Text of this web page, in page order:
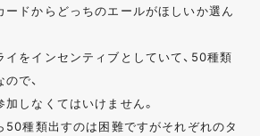
ードからどっちのエールがほしいか選ん
をインセンティブとしていて、50種類
で、
しなくてはいけません。
50種類出すのは困難ですがそれぞれのタ